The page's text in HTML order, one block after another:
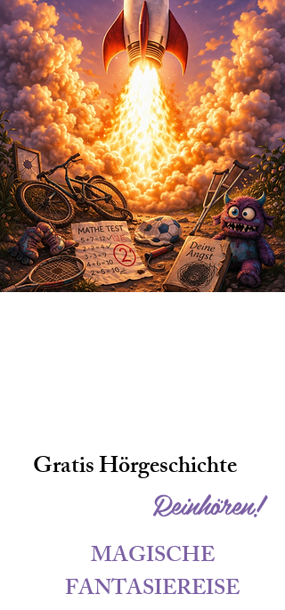
Gratis Hörgeschichte
Reinhören!
MAGISCHE
FANTASIEREISE